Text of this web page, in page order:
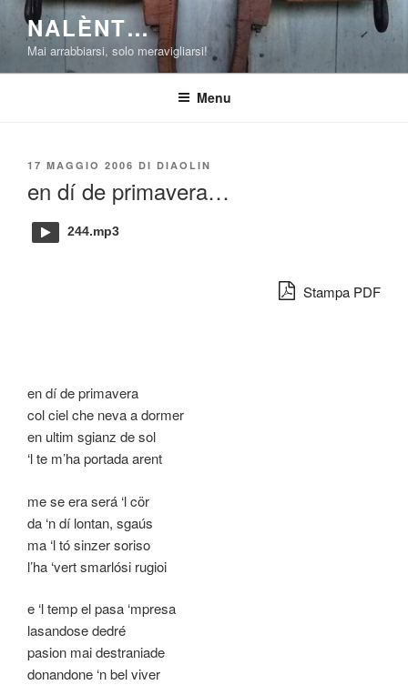
Salta
contenuto
NALÈNT…
Mai arrabbiarsi, solo meravigliarsi!
Menu
PUBBLICATO
17 MAGGIO 2006 DI DIAOLIN
en dí de primavera…
244.mp3
Stampa PDF
en dí de primavera
col ciel che neva a dormer
en ultim sgianz de sol
‘l te m’ha portada arent
me se era será ‘l cör
da ‘n dí lontan, sgaús
ma ‘l tó sinzer soriso
l’ha ‘vert smarlósi rugioi
e ‘l temp el pasa ‘mpresa
lasandose dedré
pasion mai destraniade
donandone ‘n bel viver